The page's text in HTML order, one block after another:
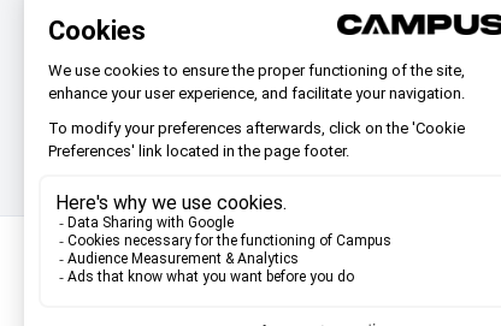
Wie funktioniert die
Testphase auf Campus?
Sie finden nicht,